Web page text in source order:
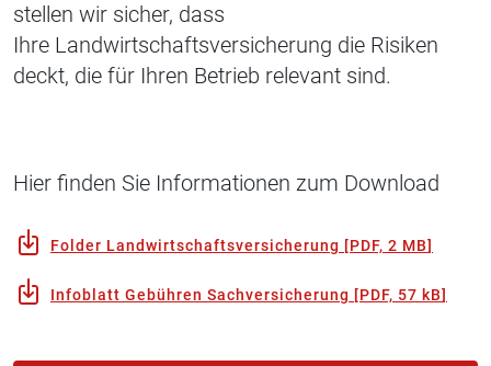
stellen wir sicher, dass
Ihre Landwirtschaftsversicherung die Risiken
deckt, die für Ihren Betrieb relevant sind.
Hier finden Sie Informationen zum Download
Folder Landwirtschaftsversicherung [PDF, 2 MB]
Infoblatt Gebühren Sachversicherung [PDF, 57 kB]